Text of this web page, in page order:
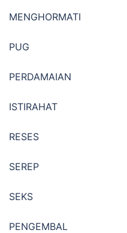
MENGHORMATI
PUG
PERDAMAIAN
ISTIRAHAT
RESES
SEREP
SEKS
PENGEMBAL